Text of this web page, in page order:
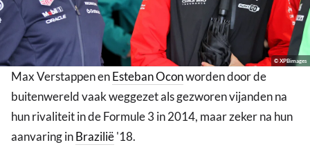
© XPBimages
Max Verstappen enEsteban Oconworden door de
buitenwereld vaak weggezet als gezworen vijanden na
hun rivaliteit in de Formule 3 in 2014, maar zeker na hun
aanvaring inBrazilië'18.